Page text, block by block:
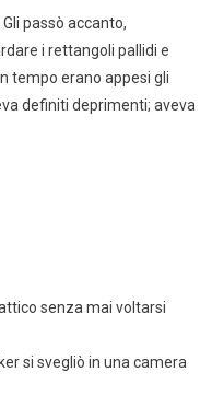
passò accanto,
i rettangoli pallidi e
tempo erano appesi gli
definiti deprimenti; aveva
senza mai voltarsi
si svegliò in una camera